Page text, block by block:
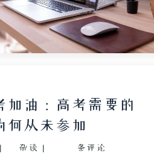
解散了 QQ 同学群，毕业时
影的照片，令作者感到线上
体记忆之外。文章通过这些
加油：高考需要的
何从未参加
| 杂谈 | 条评论